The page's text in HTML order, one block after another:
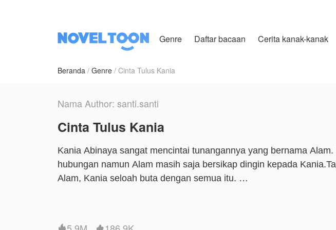
Genre Daftar bacaan Cerita kanak-kanak
Beranda Genre Cinta Tulus Kania
Nama Author: santi.santi
Cinta Tulus Kania
Kania Abinaya sangat mencintai tunangannya yang bernama
hubungan namun Alam masih saja bersikap dingin kepada
Alam, Kania seloah buta dengan semua itu.
 